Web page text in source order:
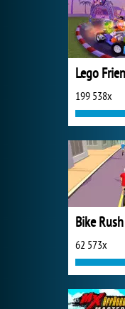
199 538x
Bike
62 573x